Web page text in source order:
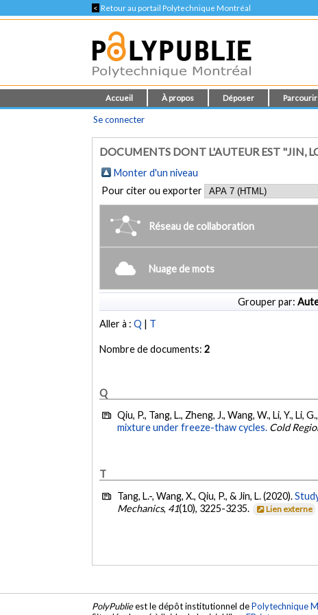
< Retour au portail Polytechnique Montréal
Accueil À propos Déposer Parcourir
Se connecter
DOCUMENTS DONT L'AUTEUR EST "JIN,
Monter d'un niveau
Pour citer ou exporter
Réseau de collaboration
Nuage de mots
Grouper par:
Aller à :Q | T
Nombre de documents:2
Q
Qiu, P., Tang, L., Zheng, J., Wang, W., Li, Y., Li,
mixture under freeze-thaw cycles. Cold
T
Tang, L.-, Wang, X., Qiu, P., & Jin, L. (2020).
Mechanics, 41(10), 3225-3235. Lien externe
PolyPublieest le dépôt institutionnel dePolytechnique